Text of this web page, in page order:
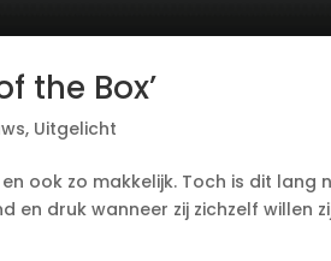
the Box’
, Uitgelicht
ook zo makkelijk. Toch is dit
en druk wanneer zij zichzelf willen